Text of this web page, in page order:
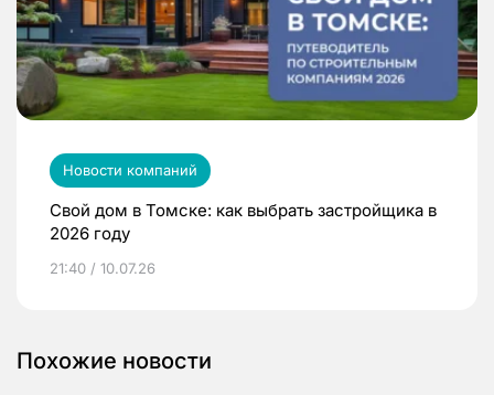
Новости компаний
Свой дом в Томске: как выбрать застройщика в
2026 году
21:40 / 10.07.26
Похожие новости